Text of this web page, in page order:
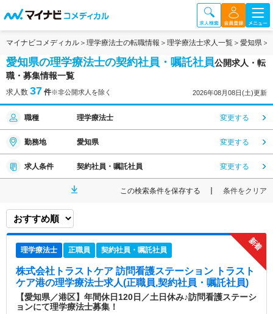
マイナビコメディカル 理学療法士の転職情報 理学療法士求人一覧 愛知県
愛知県の理学療法士の契約社員・嘱託社員公開求人・転
職・募集情報一覧
求人数 37 件※非公開求人を除く 2026年08月08日(土)更新
職種 理学療法士 変更する
勤務地 愛知県 変更する
求人条件 契約社員・嘱託社員 変更する
この検索条件を保存する 条件をクリア
理学療法士 正職員 契約社員・嘱託社員
株式会社トラストケア 訪問看護ステーション トラスト
ケア港の理学療法士求人(正職員,契約社員・嘱託社員)
【愛知県／港区】年間休日120日／土日休み♪訪問看護ステーシ
ョンにて理学療法士募集！